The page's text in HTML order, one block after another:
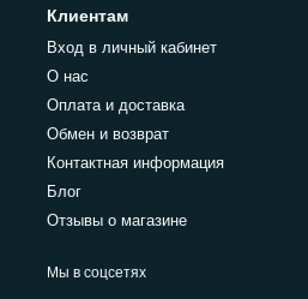
Клиентам
Вход в личный кабинет
О нас
Оплата и доставка
Обмен и возврат
Контактная информация
Блог
Отзывы о магазине
Мы в соцсетях